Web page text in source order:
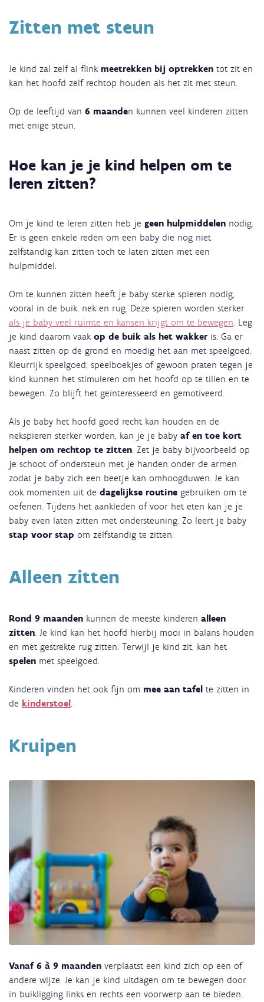
Zitten met steun
Je kind zal zelf al flink meetrekken bij optrekken tot zit en
kan het hoofd zelf rechtop houden als het zit met steun.
Op de leeftijd van 6 maanden kunnen veel kinderen zitten
met enige steun.
Hoe kan je je kind helpen om te
leren zitten?
Om je kind te leren zitten heb je geen hulpmiddelen nodig.
Er is geen enkele reden om een baby die nog niet
zelfstandig kan zitten toch te laten zitten met een
hulpmiddel.
Om te kunnen zitten heeft je baby sterke spieren nodig,
vooral in de buik, nek en rug. Deze spieren worden sterker
als je baby veel ruimte en kansen krijgt om te bewegen. Leg
je kind daarom vaak op de buik als het wakkeris. Ga er
naast zitten op de grond en moedig het aan met speelgoed.
Kleurrijk speelgoed, speelboekjes of gewoon praten tegen je
kind kunnen het stimuleren om het hoofd op te tillen en te
bewegen. Zo blijft het geïnteresseerd en gemotiveerd.
Als je baby het hoofd goed recht kan houden en de
nekspieren sterker worden, kan je je baby af en toe kort
helpen om rechtop te zitten. Zet je baby bijvoorbeeld op
je schoot of ondersteun met je handen onder de armen
zodat je baby zich een beetje kan omhoogduwen. Je kan
ook momenten uit de dagelijkse routine gebruiken om te
oefenen. Tijdens het aankleden of voor het eten kan je je
baby even laten zitten met ondersteuning. Zo leert je baby
stap voor stap om zelfstandig te zitten.
Alleen zitten
Rond 9 maanden kunnen de meeste kinderen alleen
zitten. Je kind kan het hoofd hierbij mooi in balans houden
en met gestrekte rug zitten. Terwijl je kind zit, kan het
spelen met speelgoed.
Kinderen vinden het ook fijn om mee aan tafel te zitten in
de kinderstoel.
Kruipen
Vanaf 6 à 9 maanden verplaatst een kind zich op een of
andere wijze. Je kan je kind uitdagen om te bewegen door
in buikligging links en rechts een voorwerp aan te bieden.